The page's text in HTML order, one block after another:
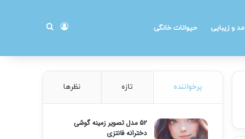
مد و زیبایی حیوانات خانگی ورود
پرخواننده تازه نظرها
۵۲ مدل تصویر زمینه گوشی
دخترانه فانتزی